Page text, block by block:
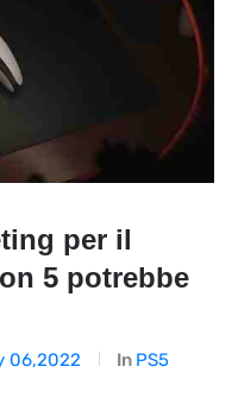
per il
5 potrebbe
06,2022 In PS5